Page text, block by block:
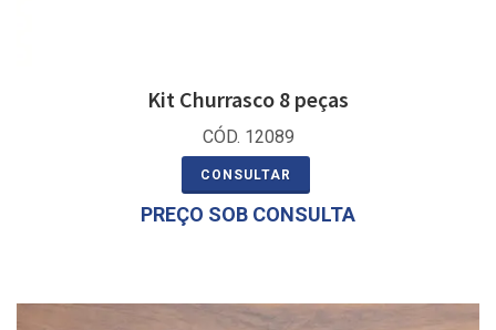
Kit Churrasco 8 peças
CÓD. 12089
CONSULTAR
PREÇO SOB CONSULTA